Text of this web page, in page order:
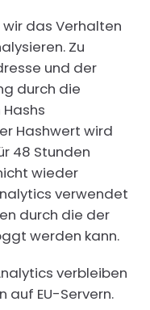
das Verhalten
Zu
und der
durch die
Hashwert wird
48 Stunden
wieder
verwendet
durch die der
werden kann.
verbleiben
auf EU-Servern.